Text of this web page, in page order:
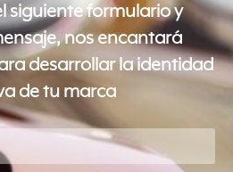
siguiente formulario y
nos encantará
desarrollar la identidad
de tu marca